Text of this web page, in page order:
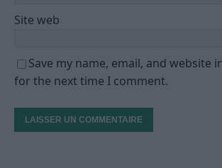
Site web
Save my name, email, and website
for the next time I comment.